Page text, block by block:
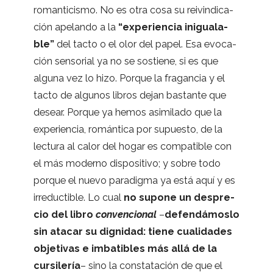
roman­ti­cismo. No es otra cosa su reivin­di­ca­
ción ape­lando a la “expe­rien­cia inigua­la­
ble”del tacto o el olor del papel. Esa evo­ca­
ción sen­so­rial ya no se sos­tiene, si es que
alguna vez lo hizo. Por­que la fra­gan­cia y el
tacto de algu­nos libros dejan bas­tante que
desear. Por­que ya hemos asi­mi­lado que la
expe­rien­cia, román­tica por supuesto, de la
lec­tura al calor del hogar es com­pa­ti­ble con
el más moderno dis­po­si­tivo; y sobre todo
por­que el nuevo para­digma ya está aquí y es
irre­duc­ti­ble. Lo cual no supone un des­pre­
cio del libro con­ven­cio­nal–defen­dá­moslo
sin ata­car su dig­ni­dad: tiene cua­li­da­des
obje­ti­vas e imba­ti­bles más allá de la
cur­si­le­ría– sino la cons­ta­ta­ción de que el